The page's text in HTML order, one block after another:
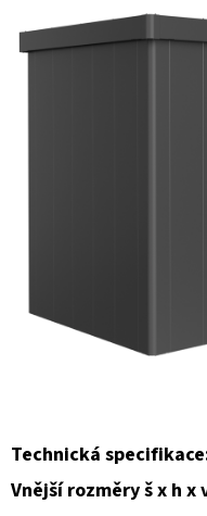
Technická
Vnější rozměry š x h x
B